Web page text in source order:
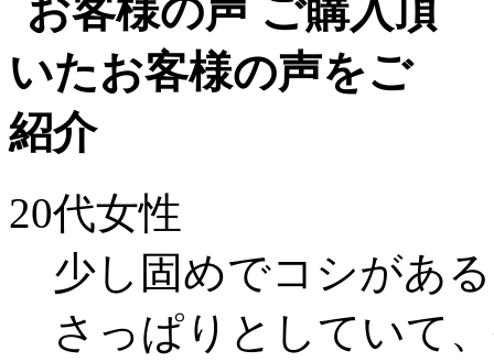
20代女性
少し固めでコシがあ
さっぱりとしていて